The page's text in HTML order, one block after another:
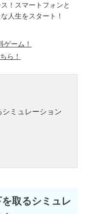
！スマートフォンと
人生をスタート！
ゲーム！
ら！
ミュレーション
取るシミュレ